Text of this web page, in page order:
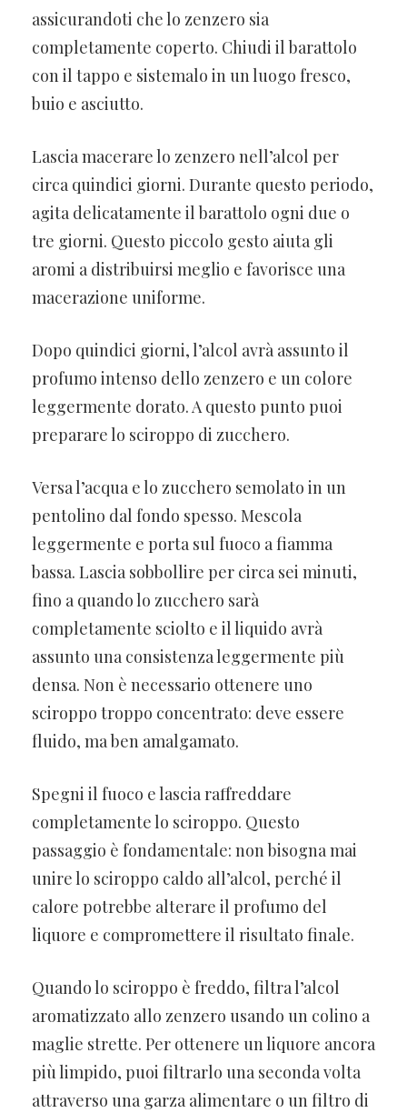
assicurandoti che lo zenzero sia
completamente coperto. Chiudi il barattolo
con il tappo e sistemalo in un luogo fresco,
buio e asciutto.
Lascia macerare lo zenzero nell’alcol per
circa quindici giorni. Durante questo periodo,
agita delicatamente il barattolo ogni due o
tre giorni. Questo piccolo gesto aiuta gli
aromi a distribuirsi meglio e favorisce una
macerazione uniforme.
Dopo quindici giorni, l’alcol avrà assunto il
profumo intenso dello zenzero e un colore
leggermente dorato. A questo punto puoi
preparare lo sciroppo di zucchero.
Versa l’acqua e lo zucchero semolato in un
pentolino dal fondo spesso. Mescola
leggermente e porta sul fuoco a fiamma
bassa. Lascia sobbollire per circa sei minuti,
fino a quando lo zucchero sarà
completamente sciolto e il liquido avrà
assunto una consistenza leggermente più
densa. Non è necessario ottenere uno
sciroppo troppo concentrato: deve essere
fluido, ma ben amalgamato.
Spegni il fuoco e lascia raffreddare
completamente lo sciroppo. Questo
passaggio è fondamentale: non bisogna mai
unire lo sciroppo caldo all’alcol, perché il
calore potrebbe alterare il profumo del
liquore e compromettere il risultato finale.
Quando lo sciroppo è freddo, filtra l’alcol
aromatizzato allo zenzero usando un colino a
maglie strette. Per ottenere un liquore ancora
più limpido, puoi filtrarlo una seconda volta
attraverso una garza alimentare o un filtro di